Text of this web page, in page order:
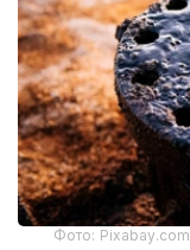
Фото: Pixabay.com